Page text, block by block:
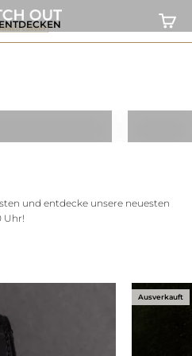
und entdecke unsere neuesten
Uhr!
Ausverkauft